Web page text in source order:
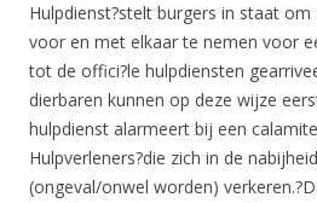
Hulpdienst?stelt burgers in staat
voor en met elkaar te nemen voor
tot de offici?le hulpdiensten
dierbaren kunnen op deze wijze
hulpdienst alarmeert bij een
Hulpverleners?die zich in de
(ongeval/onwel worden)